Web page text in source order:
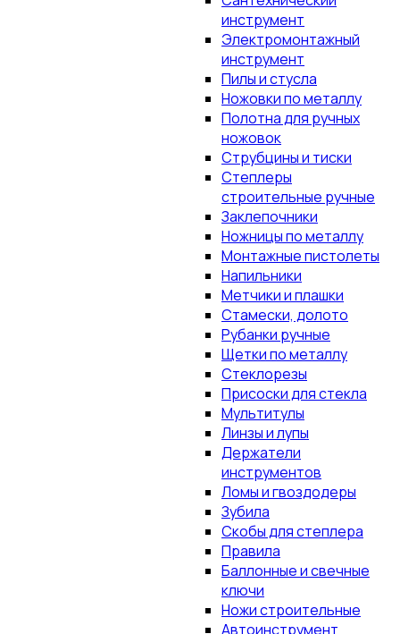
инструмент
Электромонтажный
инструмент
Пилы и стусла
Ножовки по металлу
Полотна для ручных
ножовок
Струбцины и тиски
Степлеры
строительные ручные
Заклепочники
Ножницы по металлу
Монтажные пистолеты
Напильники
Метчики и плашки
Стамески, долото
Рубанки ручные
Щетки по металлу
Стеклорезы
Присоски для стекла
Мультитулы
Линзы и лупы
Держатели
инструментов
Ломы и гвоздодеры
Зубила
Скобы для степлера
Правила
Баллонные и свечные
ключи
Ножи строительные
Автоинструмент